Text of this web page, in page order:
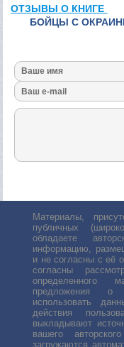
ОТЗЫВЫ О КНИГЕ
БОЙЦЫ С
Материалы,
публичных
обладаете
информацию,
и не согласны с её
согласны
определенного
предложения о
использовать
действия
выкладывают
вашего
загружаются